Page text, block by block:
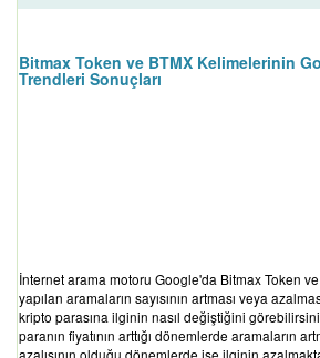
Bitmax Token ve BTMX Kelimelerinin
Trendleri Sonuçları
İnternet arama motoru Google'da Bitmax Token
yapılan aramaların sayısının artması veya
kripto parasına ilginin nasıl değiştiğini
paranın fiyatının arttığı dönemlerde aramaların
azalışının olduğu dönemlerde ise ilginin